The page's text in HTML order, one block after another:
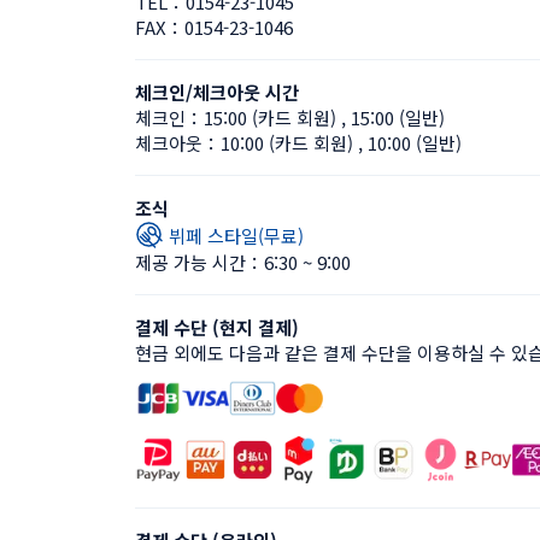
FAX： 0154-23-1046
체크인/체크아웃 시간
체크인： 15:00 (카드 회원) , 15:00 (일반)
체크아웃： 10:00 (카드 회원) , 10:00 (일반)
조식
뷔페 스타일(무료)
제공 가능 시간：6:30 ~ 9:00
결제 수단 (현지 결제)
현금 외에도 다음과 같은 결제 수단을 이용하실 수 있